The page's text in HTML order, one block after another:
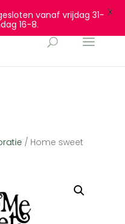
/ Home sweet
vanaf vrijdag 31-
16-8.
X